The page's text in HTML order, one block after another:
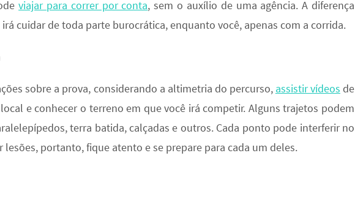
viajar para correr por conta, sem o auxílio de uma agência. A diferença
cuidar de toda parte burocrática, enquanto você, apenas com a corrida.
sobre a prova, considerando a altimetria do percurso, assistir vídeos de
e conhecer o terreno em que você irá competir. Alguns trajetos podem
terra batida, calçadas e outros. Cada ponto pode interferir no
lesões, portanto, fique atento e se prepare para cada um deles.